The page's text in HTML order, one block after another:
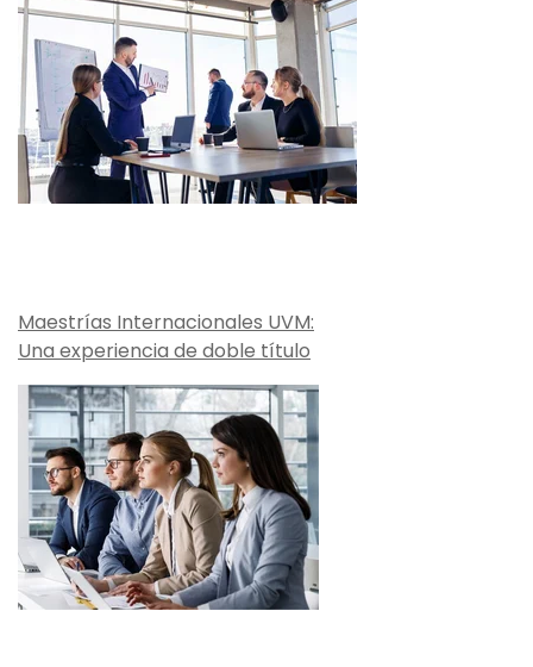
Maestrías Internacionales UVM:
Una experiencia de doble título